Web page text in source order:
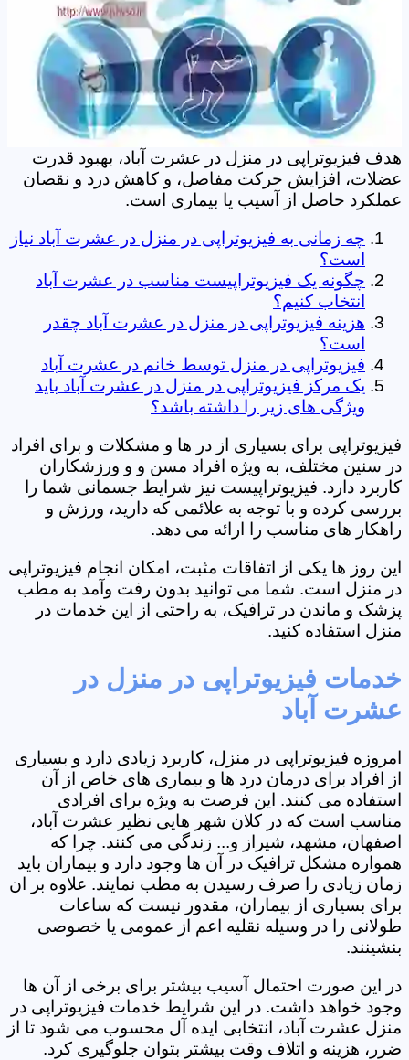
هدف فیزیوتراپی در منزل در عشرت آباد، بهبود قدرت
عضلات، افزایش حرکت مفاصل، و کاهش درد و نقصان
عملکرد حاصل از آسیب یا بیماری است.
چه زمانی به فیزیوتراپی در منزل در عشرت آباد نیاز
است؟
چگونه یک فیزیوتراپیست مناسب در عشرت آباد
انتخاب کنیم؟
هزینه فیزیوتراپی در منزل در عشرت آباد چقدر
است؟
فیزیوتراپی در منزل توسط خانم در عشرت آباد
یک مرکز فیزیوتراپی در منزل در عشرت آباد باید
ویژگی های زیر را داشته باشد؟
فیزیوتراپی برای بسیاری از در ها و مشکلات و برای افراد
در سنین مختلف، به ویژه افراد مسن و و ورزشکاران
کاربرد دارد. فیزیوتراپیست نیز شرایط جسمانی شما را
بررسی کرده و با توجه به علائمی که دارید، ورزش و
راهکار های مناسب را ارائه می دهد.
این روز ها یکی از اتفاقات مثبت، امکان انجام فیزیوتراپی
در منزل است. شما می توانید بدون رفت وآمد به مطب
پزشک و ماندن در ترافیک، به راحتی از این خدمات در
منزل استفاده کنید.
خدمات فیزیوتراپی در منزل در
عشرت آباد
امروزه فیزیوتراپی در منزل، کاربرد زیادی دارد و بسیاری
از افراد برای درمان درد ها و بیماری های خاص از آن
استفاده می کنند. این فرصت به ویژه برای افرادی
مناسب است که در کلان شهر هایی نظیر عشرت آباد،
اصفهان، مشهد، شیراز و... زندگی می کنند. چرا که
همواره مشکل ترافیک در آن ها وجود دارد و بیماران باید
زمان زیادی را صرف رسیدن به مطب نمایند. علاوه بر ان
برای بسیاری از بیماران، مقدور نیست که ساعات
طولانی را در وسیله نقلیه اعم از عمومی یا خصوصی
بنشینند.
در این صورت احتمال آسیب بیشتر برای برخی از آن ها
وجود خواهد داشت. در این شرایط خدمات فیزیوتراپی در
منزل عشرت آباد، انتخابی ایده آل محسوب می شود تا از
ضرر، هزینه و اتلاف وقت بیشتر بتوان جلوگیری کرد.